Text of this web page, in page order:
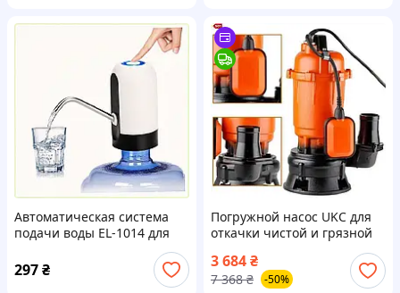
Автоматическая система
подачи воды EL-1014 для
297₴
Погружной насос UKC для
откачки чистой и грязной
мощностью 3750W и
напором 25 м
3 684₴
7 368 ₴ -50%